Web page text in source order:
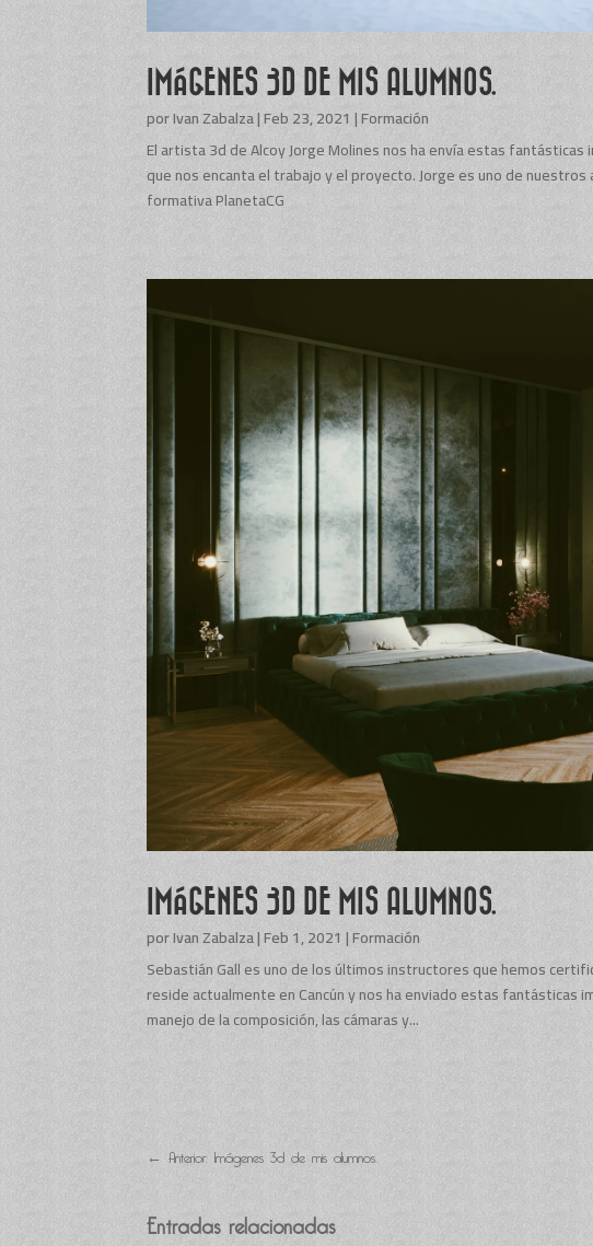
IMÁGENES 3D DE MIS ALUMNOS.
porIvan Zabalza|Feb 23, 2021 |Formación
El artista 3d de Alcoy Jorge Molines nos ha envía estas
que nos encanta el trabajo y el proyecto. Jorge es uno de
formativa PlanetaCG
IMÁGENES 3D DE MIS ALUMNOS.
porIvan Zabalza|Feb 1, 2021|Formación
Sebastián Gall es uno de los últimos instructores que hemos
reside actualmente en Cancún y nos ha enviado estas fantásticas
manejo de la composición, las cámaras y...
←Anterior: Imágenes 3d de mis alumnos.
Entradas relacionadas